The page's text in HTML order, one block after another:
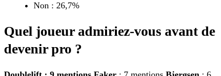
Non : 26,7%
Quel joueur admiriez-vous avant de
devenir pro ?